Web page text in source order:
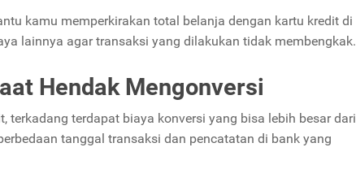
kamu memperkirakan total belanja dengan kartu kredit di
lainnya agar transaksi yang dilakukan tidak membengkak.
Hendak Mengonversi
terkadang terdapat biaya konversi yang bisa lebih besar dari
tanggal transaksi dan pencatatan di bank yang